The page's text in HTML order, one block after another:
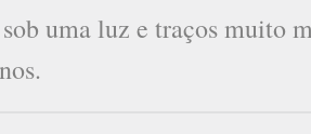
uma luz e traços muito